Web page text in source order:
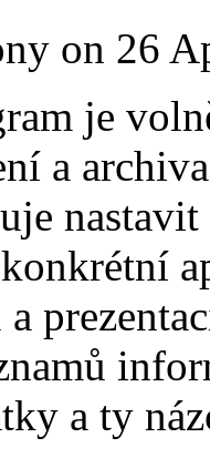
on 26
je
a
nastavit
a ty